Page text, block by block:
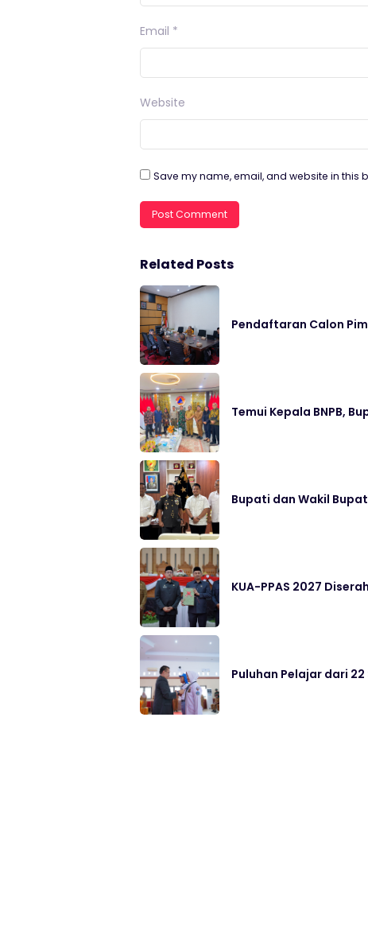
Email *
Website
Save my name, email, and website in this
Related Posts
Pendaftaran Calon
Temui Kepala BNPB,
Bupati dan Wakil
KUA-PPAS 2027
Puluhan Pelajar dari